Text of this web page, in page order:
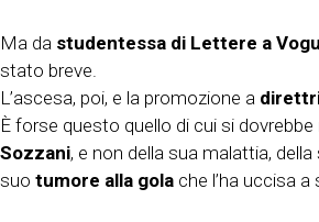
Ma da studentessa di Lettere a
stato breve.
L’ascesa, poi, e la promozione a
È forse questo quello di cui si
Sozzani, e non della sua malattia,
suo tumore alla gola che l’ha uccisa a